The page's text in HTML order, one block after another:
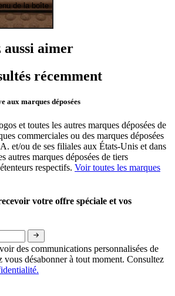
de la boîte
aimer
récemment
aux marques déposées
et toutes les autres marques déposées de
commerciales ou des marques déposées
et/ou de ses filiales aux États-Unis et dans
autres marques déposées de tiers
respectifs. Voir toutes les marques
votre offre spéciale et vos
des communications personnalisées de
désabonner à tout moment. Consultez